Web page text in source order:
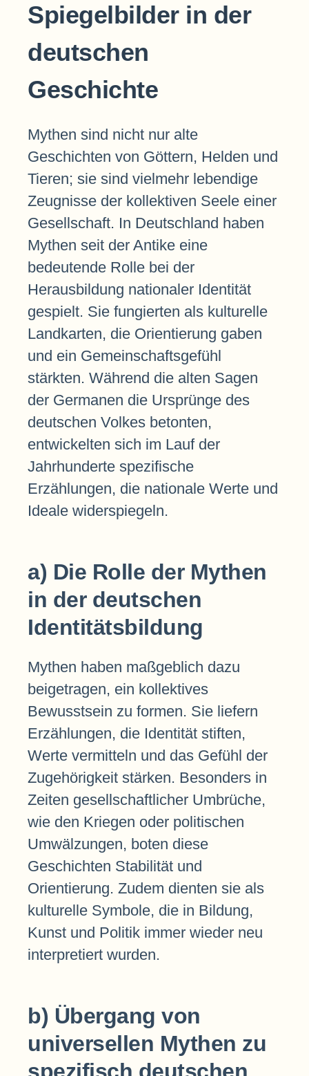
Spiegelbilder in der
deutschen
Geschichte
Mythen sind nicht nur alte
Geschichten von Göttern, Helden und
Tieren; sie sind vielmehr lebendige
Zeugnisse der kollektiven Seele einer
Gesellschaft. In Deutschland haben
Mythen seit der Antike eine
bedeutende Rolle bei der
Herausbildung nationaler Identität
gespielt. Sie fungierten als kulturelle
Landkarten, die Orientierung gaben
und ein Gemeinschaftsgefühl
stärkten. Während die alten Sagen
der Germanen die Ursprünge des
deutschen Volkes betonten,
entwickelten sich im Lauf der
Jahrhunderte spezifische
Erzählungen, die nationale Werte und
Ideale widerspiegeln.
a) Die Rolle der Mythen
in der deutschen
Identitätsbildung
Mythen haben maßgeblich dazu
beigetragen, ein kollektives
Bewusstsein zu formen. Sie liefern
Erzählungen, die Identität stiften,
Werte vermitteln und das Gefühl der
Zugehörigkeit stärken. Besonders in
Zeiten gesellschaftlicher Umbrüche,
wie den Kriegen oder politischen
Umwälzungen, boten diese
Geschichten Stabilität und
Orientierung. Zudem dienten sie als
kulturelle Symbole, die in Bildung,
Kunst und Politik immer wieder neu
interpretiert wurden.
b) Übergang von
universellen Mythen zu